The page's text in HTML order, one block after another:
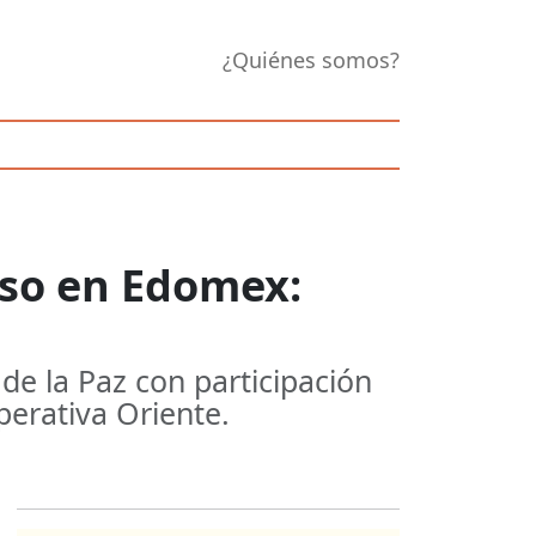
¿Quiénes somos?
en Edomex:
la Paz con participación
Oriente.